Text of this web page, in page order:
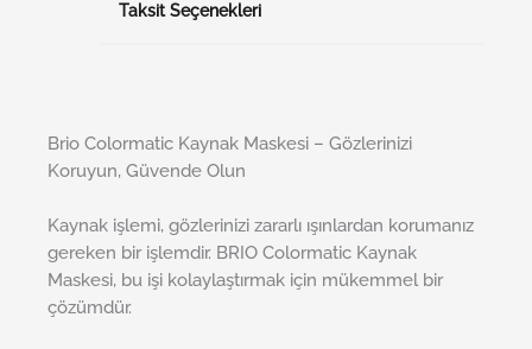
Taksit Seçenekleri
Brio Colormatic Kaynak Maskesi – Gözlerinizi
Koruyun, Güvende Olun
Kaynak işlemi, gözlerinizi zararlı ışınlardan korumanız
gereken bir işlemdir. BRIO Colormatic Kaynak
Maskesi, bu işi kolaylaştırmak için mükemmel bir
çözümdür.